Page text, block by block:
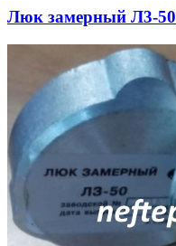
Люк замерный Л3-50